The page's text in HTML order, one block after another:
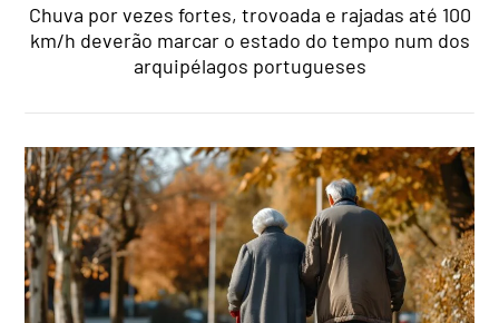
Chuva por vezes fortes, trovoada e rajadas até 100
km/h deverão marcar o estado do tempo num dos
arquipélagos portugueses